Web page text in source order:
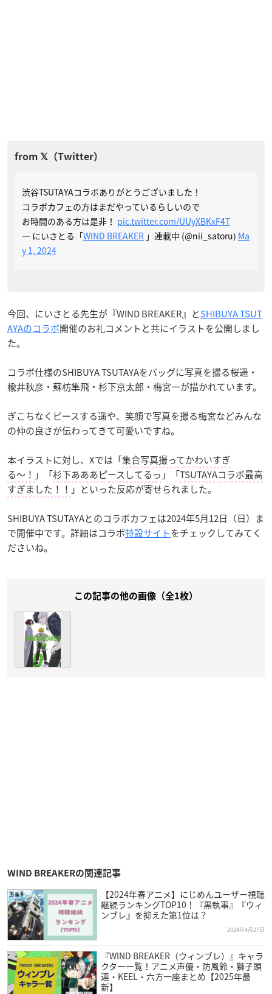
渋谷TSUTAYAコラボありがとうございました！
コラボカフェの方はまだやっているらしいので
お時間のある方は是非！ pic.twitter.com/UUyXBKxF4T
— にいさとる「WIND BREAKER 」連載中 (@nii_satoru) Ma
y 1, 2024
今回、にいさとる先生が『WIND BREAKER』とSHIBUYA TSUT
AYAのコラボ開催のお礼コメントと共にイラストを公開しまし
た。
コラボ仕様のSHIBUYA TSUTAYAをバッグに写真を撮る桜遥・
楡井秋彦・蘇枋隼飛・杉下京太郎・梅宮一が描かれています。
ぎこちなくピースする遥や、笑顔で写真を撮る梅宮などみんな
の仲の良さが伝わってきて可愛いですね。
本イラストに対し、Xでは「集合写真撮ってかわいすぎ
る〜！ 」「杉下あああピースしてるっ 」「TSUTAYAコラボ最高
すぎました！！ 」といった反応が寄せられました。
SHIBUYA TSUTAYAとのコラボカフェは2024年5月12日（日）ま
で開催中です。詳細はコラボ特設サイトをチェックしてみてく
ださいね。
この記事の他の画像（全1枚）
WIND BREAKERの関連記事
【2024年春アニメ】にじめんユーザー視聴
継続ランキングTOP10！『黒執事』『ウィ
ンブレ』を抑えた第1位は？
2024年4月27日
『WIND BREAKER（ウィンブレ）』キャラ
クター一覧！アニメ声優・防風鈴・獅子頭
連・KEEL・六方一座まとめ【2025年最
新】